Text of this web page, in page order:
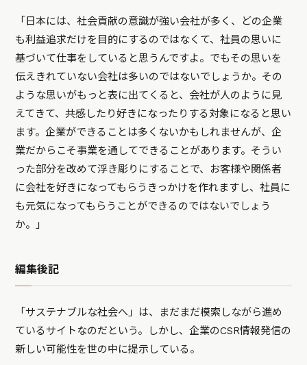
「日本には、社会貢献の意識が強い会社が多く、どの企業
も利益追求だけを目的にするのではなくて、社員の思いに
基づいて仕事をしていると思うんですよ。でもその思いを
伝えきれていない会社は多いのではないでしょうか。その
ような思いがもっと表に出てくると、会社が人のように見
えてきて、共感したり好きになったりする対象になると思い
ます。企業ができることは多くないかもしれませんが、企
業だからこそ事業を通してできることがあります。そうい
った部分を改めて浮き彫りにすることで、お客様や関係者
に会社を好きになってもらうきっかけを作れますし、社員に
も元気になってもらうことができるのではないでしょう
か。」
編集後記
「サステナブルな社会へ」は、まだまだ模索しながら進め
ているサイトなのだという。しかし、企業のCSR情報発信の
新しい可能性を世の中に提示している。